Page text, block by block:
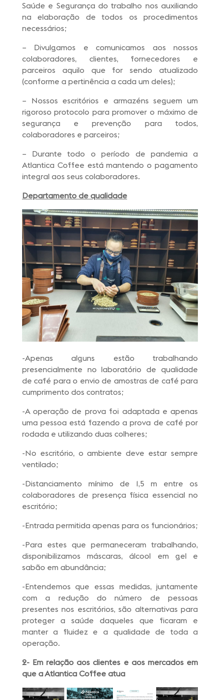
Saúde e Segurança do trabalho nos auxiliando
na elaboração de todos os procedimentos
necessários;
– Divulgamos e comunicamos aos nossos
colaboradores, clientes, fornecedores e
parceiros aquilo que for sendo atualizado
(conforme a pertinência a cada um deles);
– Nossos escritórios e armazéns seguem um
rigoroso protocolo para promover o máximo de
segurança e prevenção para todos,
colaboradores e parceiros;
– Durante todo o período de pandemia a
Atlantica Coffee está mantendo o pagamento
integral aos seus colaboradores.
Departamento de qualidade
-Apenas alguns estão trabalhando
presencialmente no laboratório de qualidade
de café para o envio de amostras de café para
cumprimento dos contratos;
-A operação de prova foi adaptada e apenas
uma pessoa está fazendo a prova de café por
rodada e utilizando duas colheres;
-No escritório, o ambiente deve estar sempre
ventilado;
-Distanciamento mínimo de 1,5 m entre os
colaboradores de presença física essencial no
escritório;
-Entrada permitida apenas para os funcionários;
-Para estes que permaneceram trabalhando,
disponibilizamos máscaras, álcool em gel e
sabão em abundância;
-Entendemos que essas medidas, juntamente
com a redução do número de pessoas
presentes nos escritórios, são alternativas para
proteger a saúde daqueles que ficaram e
manter a fluidez e a qualidade de toda a
operação.
2- Em relação aos clientes e aos mercados em
que a Atlantica Coffee atua